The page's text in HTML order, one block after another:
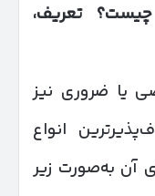
تعریف،
یا ضروری نیز
انواع
آن به‌صورت زیر